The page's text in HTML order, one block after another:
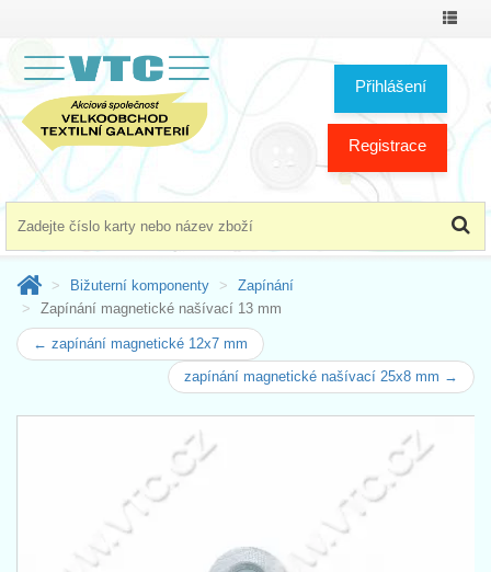
Přihlášení
Registrace
Bižuterní komponenty
Zapínání
Zapínání magnetické našívací 13 mm
← zapínání magnetické 12x7 mm
zapínání magnetické našívací 25x8 mm →